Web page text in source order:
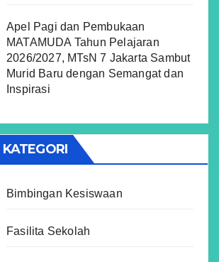
Apel Pagi dan Pembukaan
MATAMUDA Tahun Pelajaran
2026/2027, MTsN 7 Jakarta Sambut
Murid Baru dengan Semangat dan
Inspirasi
KATEGORI
Bimbingan Kesiswaan
Fasilita Sekolah